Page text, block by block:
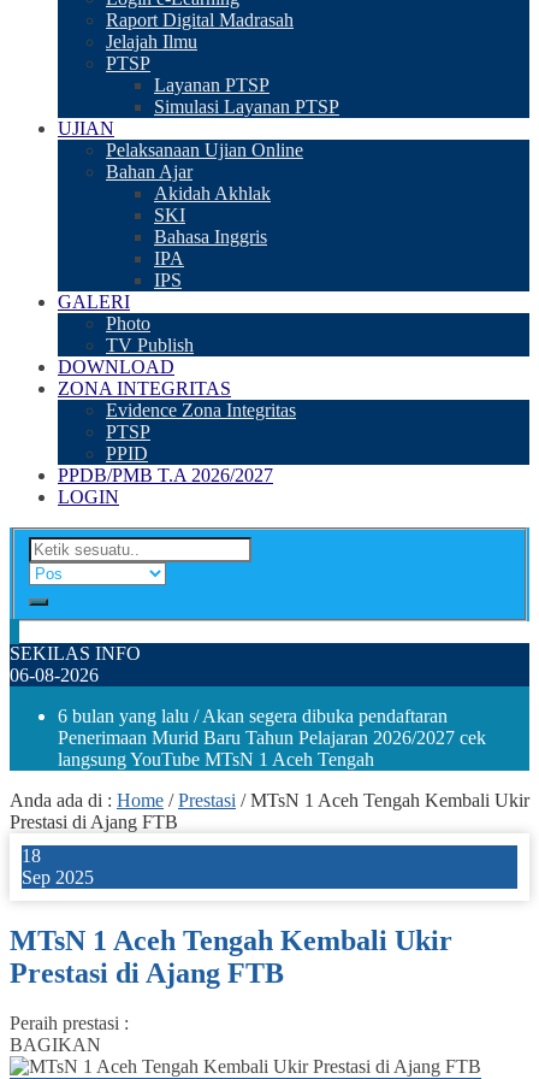
Raport Digital Madrasah
Jelajah Ilmu
PTSP
Layanan PTSP
Simulasi Layanan PTSP
UJIAN
Pelaksanaan Ujian Online
Bahan Ajar
Akidah Akhlak
SKI
Bahasa Inggris
IPA
IPS
GALERI
Photo
TV Publish
DOWNLOAD
ZONA INTEGRITAS
Evidence Zona Integritas
PTSP
PPID
PPDB/PMB T.A 2026/2027
LOGIN
SEKILAS INFO
06-08-2026
6 bulan yang lalu / Akan segera dibuka pendaftaran
Penerimaan Murid Baru Tahun Pelajaran 2026/2027 cek
langsung YouTube MTsN 1 Aceh Tengah
Anda ada di : Home /Prestasi /MTsN 1 Aceh Tengah Kembali Ukir
Prestasi di Ajang FTB
18
Sep 2025
MTsN 1 Aceh Tengah Kembali Ukir
Prestasi di Ajang FTB
Peraih prestasi :
BAGIKAN